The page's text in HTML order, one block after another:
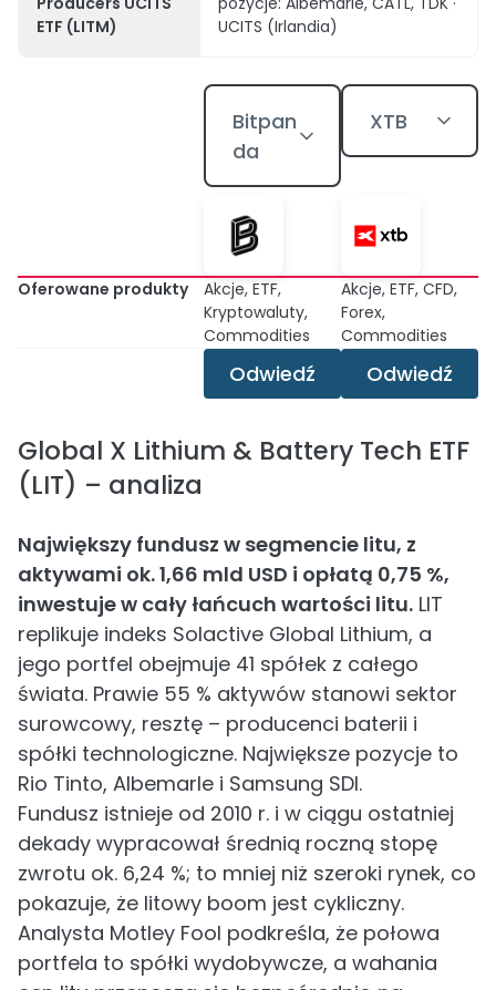
ETF (LITM)
UCITS (Irlandia)
Bitpan
da
XTB
Oferowane produkty
Akcje, ETF,
Kryptowaluty,
Commodities
Akcje, ETF, CFD,
Forex,
Commodities
Odwiedź Odwiedź
Global X Lithium & Battery Tech ETF
(LIT) – analiza
Największy fundusz w segmencie litu, z
aktywami ok. 1,66 mld USD i opłatą 0,75 %,
inwestuje w cały łańcuch wartości litu. LIT
replikuje indeks Solactive Global Lithium, a
jego portfel obejmuje 41 spółek z całego
świata. Prawie 55 % aktywów stanowi sektor
surowcowy, resztę – producenci baterii i
spółki technologiczne. Największe pozycje to
Rio Tinto, Albemarle i Samsung SDI.
Fundusz istnieje od 2010 r. i w ciągu ostatniej
dekady wypracował średnią roczną stopę
zwrotu ok. 6,24 %; to mniej niż szeroki rynek, co
pokazuje, że litowy boom jest cykliczny.
Analysta Motley Fool podkreśla, że połowa
portfela to spółki wydobywcze, a wahania